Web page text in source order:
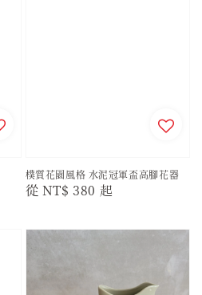
樸質花園風格 水泥冠軍盃高腳花器
Regular
從 NT$ 380 起